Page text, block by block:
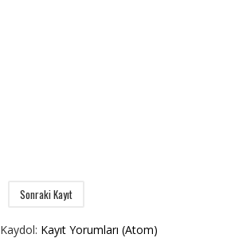
Sonraki Kayıt
Kaydol: Kayıt Yorumları (Atom)